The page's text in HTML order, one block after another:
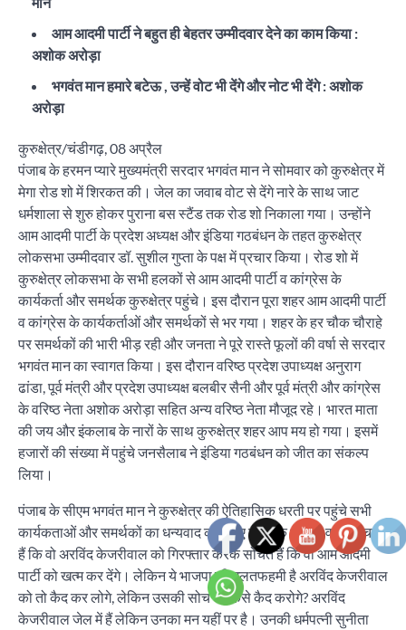
आम आदमी पार्टी ने बहुत ही बेहतर उम्मीदवार देने का काम किया :
अशोक अरोड़ा
भगवंत मान हमारे बटेऊ , उन्हें वोट भी देंगे और नोट भी देंगे : अशोक
अरोड़ा
कुरुक्षेत्र/चंडीगढ़, 08 अप्रैल
पंजाब के हरमन प्यारे मुख्यमंत्री सरदार भगवंत मान ने सोमवार को कुरुक्षेत्र में
मेगा रोड शो में शिरकत की। जेल का जवाब वोट से देंगे नारे के साथ जाट
धर्मशाला से शुरु होकर पुराना बस स्टैंड तक रोड शो निकाला गया। उन्होंने
आम आदमी पार्टी के प्रदेश अध्यक्ष और इंडिया गठबंधन के तहत कुरुक्षेत्र
लोकसभा उम्मीदवार डॉ. सुशील गुप्ता के पक्ष में प्रचार किया। रोड शो में
कुरुक्षेत्र लोकसभा के सभी हलकों से आम आदमी पार्टी व कांग्रेस के
कार्यकर्ता और समर्थक कुरुक्षेत्र पहुंचे। इस दौरान पूरा शहर आम आदमी पार्टी
व कांग्रेस के कार्यकर्ताओं और समर्थकों से भर गया। शहर के हर चौक चौराहे
पर समर्थकों की भारी भीड़ रही और जनता ने पूरे रास्ते फूलों की वर्षा से सरदार
भगवंत मान का स्वागत किया। इस दौरान वरिष्ठ प्रदेश उपाध्यक्ष अनुराग
ढांडा, पूर्व मंत्री और प्रदेश उपाध्यक्ष बलबीर सैनी और पूर्व मंत्री और कांग्रेस
के वरिष्ठ नेता अशोक अरोड़ा सहित अन्य वरिष्ठ नेता मौजूद रहे। भारत माता
की जय और इंकलाब के नारों के साथ कुरुक्षेत्र शहर आप मय हो गया। इसमें
हजारों की संख्या में पहुंचे जनसैलाब ने इंडिया गठबंधन को जीत का संकल्प
लिया।
पंजाब के सीएम भगवंत मान ने कुरुक्षेत्र की ऐतिहासिक धरती पर पहुंचे सभी
कार्यकताओं और समर्थकों का धन्यवाद करते हुए कहा कि भाजपा वाले सोचते
हैं कि वो अरविंद केजरीवाल को गिरफ्तार करके सोचते हैं कि वो आम आदमी
पार्टी को खत्म कर देंगे। लेकिन ये भाजपा की गलतफहमी है अरविंद केजरीवाल
को तो कैद कर लोगे, लेकिन उसकी सोच को कैसे कैद करोगे? अरविंद
केजरीवाल जेल में हैं लेकिन उनका मन यहीं पर है। उनकी धर्मपत्नी सुनीता